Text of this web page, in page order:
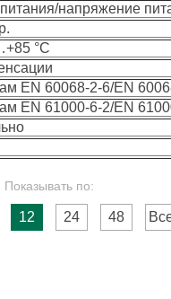
напряжение
°C
EN 60068-2-6/EN
EN 61000-6-2/EN
Показывать по:
12 24 48